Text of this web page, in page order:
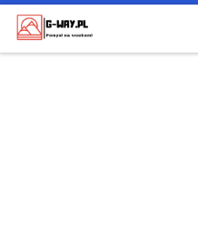
Przejdź do treści